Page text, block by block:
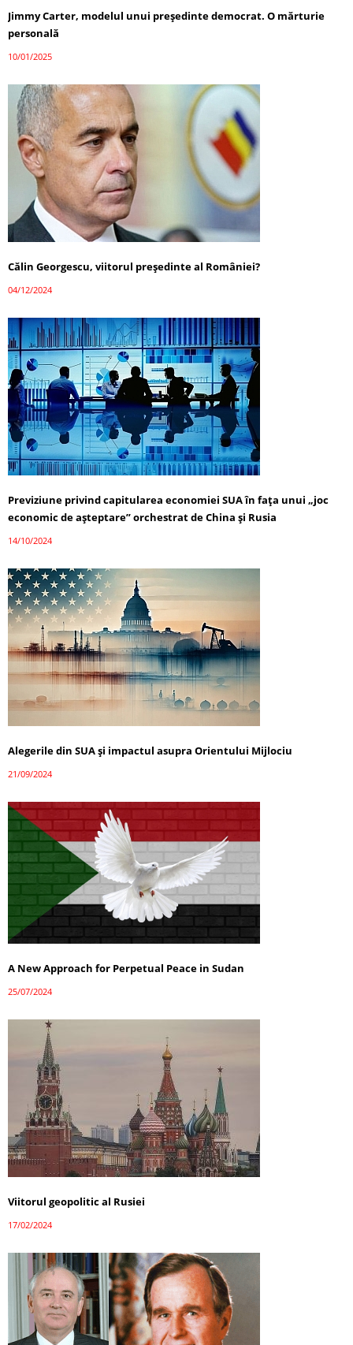
Jimmy Carter, modelul unui președinte democrat. O mărturie
personală
10/01/2025
Călin Georgescu, viitorul președinte al României?
04/12/2024
Previziune privind capitularea economiei SUA în fața unui „joc
economic de așteptare” orchestrat de China și Rusia
14/10/2024
Alegerile din SUA și impactul asupra Orientului Mijlociu
21/09/2024
A New Approach for Perpetual Peace in Sudan
25/07/2024
Viitorul geopolitic al Rusiei
17/02/2024